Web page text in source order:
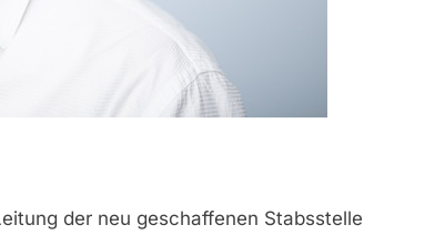
der neu geschaffenen Stabsstelle